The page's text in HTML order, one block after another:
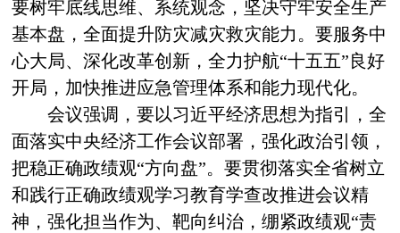
要树牢底线思维、系统观念 ，坚决守牢安全生产
基本盘，全面提升防灾减灾救灾能力 。要服务中
心大局、深化改革创新，全力护航“十五五”良好
开局，加快推进应急管理体系和能力现代化。
会议强调 ，要以习近平经济思想为指引，全
面落实中央经济工作会议部署，强化政治引领，
把稳正确政绩观“方向盘”。要贯彻落实全省树立
和践行正确政绩观学习教育学查改推进会议精
神，强化担当作为、靶向纠治，绷紧政绩观“责